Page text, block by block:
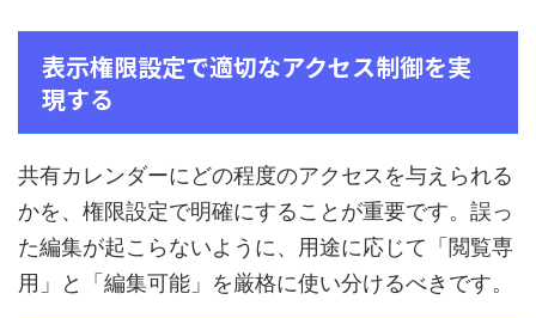
表示権限設定で適切なアクセス制御を実
現する
共有カレンダーにどの程度のアクセスを与えられる
かを、権限設定で明確にすることが重要です。誤っ
た編集が起こらないように、用途に応じて「閲覧専
用」と「編集可能」を厳格に使い分けるべきです。